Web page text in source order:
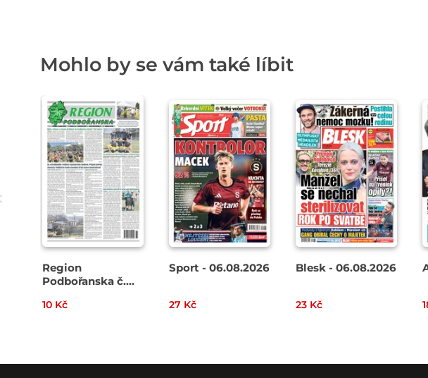
Mohlo by se vám také líbit
Region
Podbořanska č.
10 Kč
Sport - 06.08.2026
27 Kč
Blesk - 06.08.2026
23 Kč